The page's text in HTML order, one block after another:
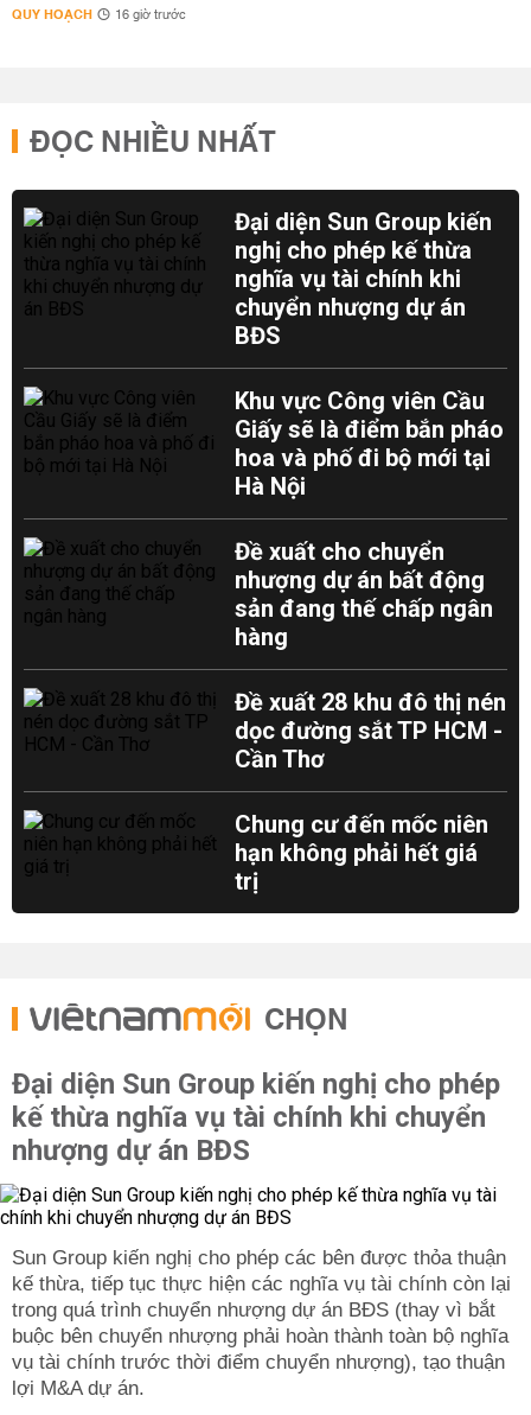
QUY HOẠCH 16 giờ trước
ĐỌC NHIỀU NHẤT
Đại diện Sun Group kiến
nghị cho phép kế thừa
nghĩa vụ tài chính khi
chuyển nhượng dự án
BĐS
Khu vực Công viên Cầu
Giấy sẽ là điểm bắn pháo
hoa và phố đi bộ mới tại
Hà Nội
Đề xuất cho chuyển
nhượng dự án bất động
sản đang thế chấp ngân
hàng
Đề xuất 28 khu đô thị nén
dọc đường sắt TP HCM -
Cần Thơ
Chung cư đến mốc niên
hạn không phải hết giá
trị
CHỌN
Đại diện Sun Group kiến nghị cho phép
kế thừa nghĩa vụ tài chính khi chuyển
nhượng dự án BĐS
Sun Group kiến nghị cho phép các bên được thỏa thuận
kế thừa, tiếp tục thực hiện các nghĩa vụ tài chính còn lại
trong quá trình chuyển nhượng dự án BĐS (thay vì bắt
buộc bên chuyển nhượng phải hoàn thành toàn bộ nghĩa
vụ tài chính trước thời điểm chuyển nhượng), tạo thuận
lợi M&A dự án.